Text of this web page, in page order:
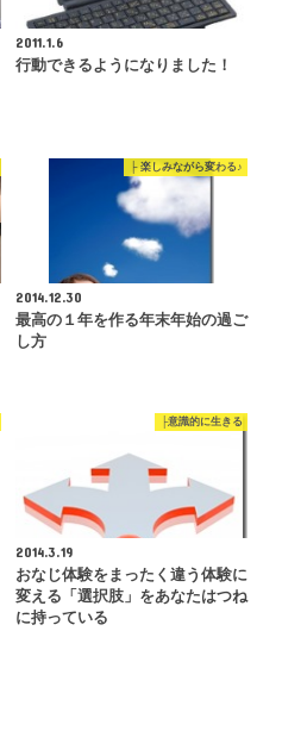
2011.1.6
行動できるようになりました！
├ 楽しみながら変わる♪
2014.12.30
最高の１年を作る年末年始の過ご
し方
├意識的に生きる
2014.3.19
おなじ体験をまったく違う体験に
変える「選択肢」をあなたはつね
に持っている